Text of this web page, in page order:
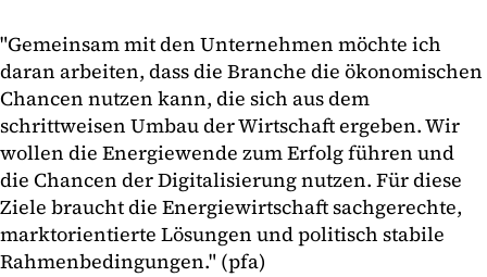
"Gemeinsam mit den Unternehmen möchte ich
daran arbeiten, dass die Branche die ökonomischen
Chancen nutzen kann, die sich aus dem
schrittweisen Umbau der Wirtschaft ergeben. Wir
wollen die Energiewende zum Erfolg führen und
die Chancen der Digitalisierung nutzen. Für diese
Ziele braucht die Energiewirtschaft sachgerechte,
marktorientierte Lösungen und politisch stabile
Rahmenbedingungen." (pfa)